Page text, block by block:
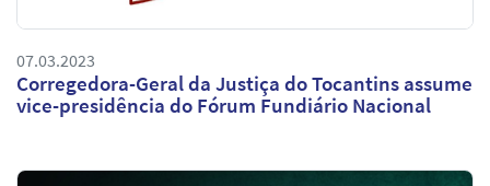
07.03.2023
Corregedora-Geral da Justiça do Tocantins assume
vice-presidência do Fórum Fundiário Nacional